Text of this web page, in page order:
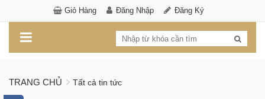
Giỏ Hàng Đăng Nhập Đăng Ký
TRANG CHỦ Tất cả tin tức